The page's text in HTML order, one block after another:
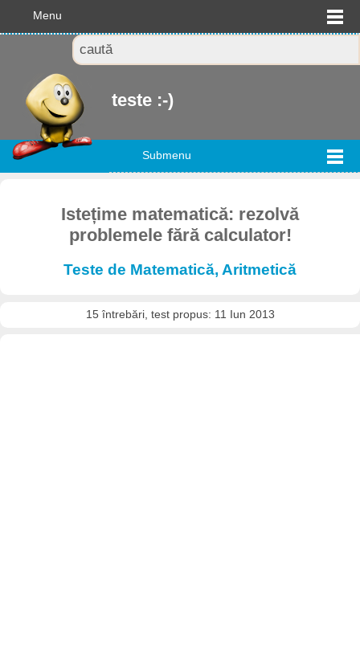
Menu
teste :-)
Submenu
Istețime matematică: rezolvă
problemele fără calculator!
Teste de Matematică, Aritmetică
15 întrebări, test propus: 11 Iun 2013